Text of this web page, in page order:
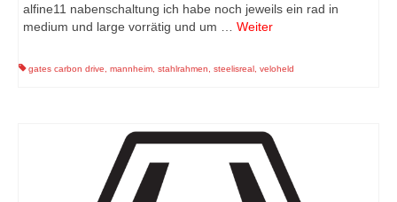
alfine11 nabenschaltung ich habe noch jeweils ein rad in
medium und large vorrätig und um … Weiter
gates carbon drive, mannheim, stahlrahmen, steelisreal, veloheld